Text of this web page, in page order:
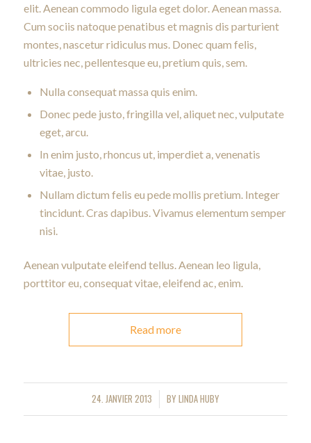
elit. Aenean commodo ligula eget dolor. Aenean massa.
Cum sociis natoque penatibus et magnis dis parturient
montes, nascetur ridiculus mus. Donec quam felis,
ultricies nec, pellentesque eu, pretium quis, sem.
Nulla consequat massa quis enim.
Donec pede justo, fringilla vel, aliquet nec, vulputate
eget, arcu.
In enim justo, rhoncus ut, imperdiet a, venenatis
vitae, justo.
Nullam dictum felis eu pede mollis pretium. Integer
tincidunt. Cras dapibus. Vivamus elementum semper
nisi.
Aenean vulputate eleifend tellus. Aenean leo ligula,
porttitor eu, consequat vitae, eleifend ac, enim.
Read more
24. JANVIER 2013
/ BYLINDA HUBY